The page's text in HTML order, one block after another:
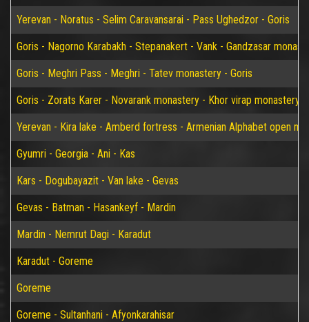
Yerevan - Noratus - Selim Caravansarai - Pass Ughedzor - Goris
Goris - Nagorno Karabakh - Stepanakert - Vank - Gandzasar
Goris - Meghri Pass - Meghri - Tatev monastery - Goris
Goris - Zorats Karer - Novarank monastery - Khor virap monastery -
Yerevan - Kira lake - Amberd fortress - Armenian Alphabet open
Gyumri - Georgia - Ani - Kas
Kars - Dogubayazit - Van lake - Gevas
Gevas - Batman - Hasankeyf - Mardin
Mardin - Nemrut Dagi - Karadut
Karadut - Goreme
Goreme
Goreme - Sultanhani - Afyonkarahisar